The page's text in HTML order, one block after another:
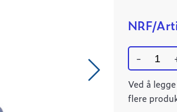
NRF/
-
Ulefos
ESCO
DN100
Ved å
flere